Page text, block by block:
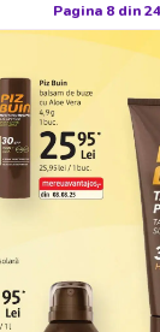
Pagina 8 din 24